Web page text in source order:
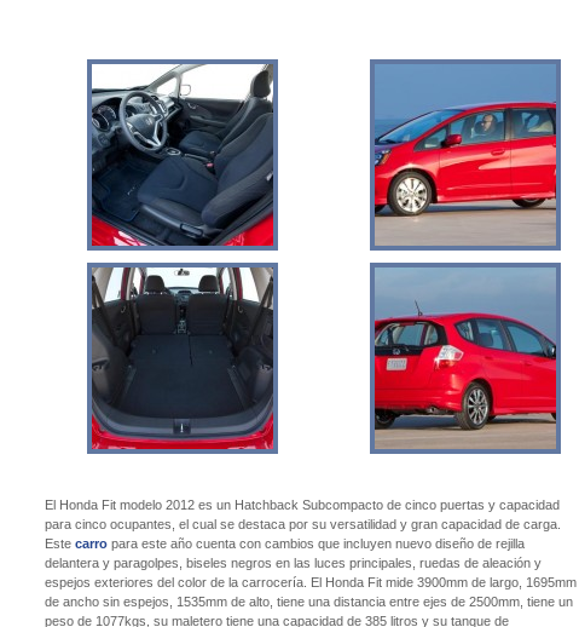
El Honda Fit modelo 2012 es un Hatchback Subcompacto de cinco puertas y capacidad
para cinco ocupantes, el cual se destaca por su versatilidad y gran capacidad de carga.
Este carro para este año cuenta con cambios que incluyen nuevo diseño de rejilla
delantera y paragolpes, biseles negros en las luces principales, ruedas de aleación y
espejos exteriores del color de la carrocería. El Honda Fit mide 3900mm de largo, 1695mm
de ancho sin espejos, 1535mm de alto, tiene una distancia entre ejes de 2500mm, tiene un
peso de 1077kgs, su maletero tiene una capacidad de 385 litros y su tanque de